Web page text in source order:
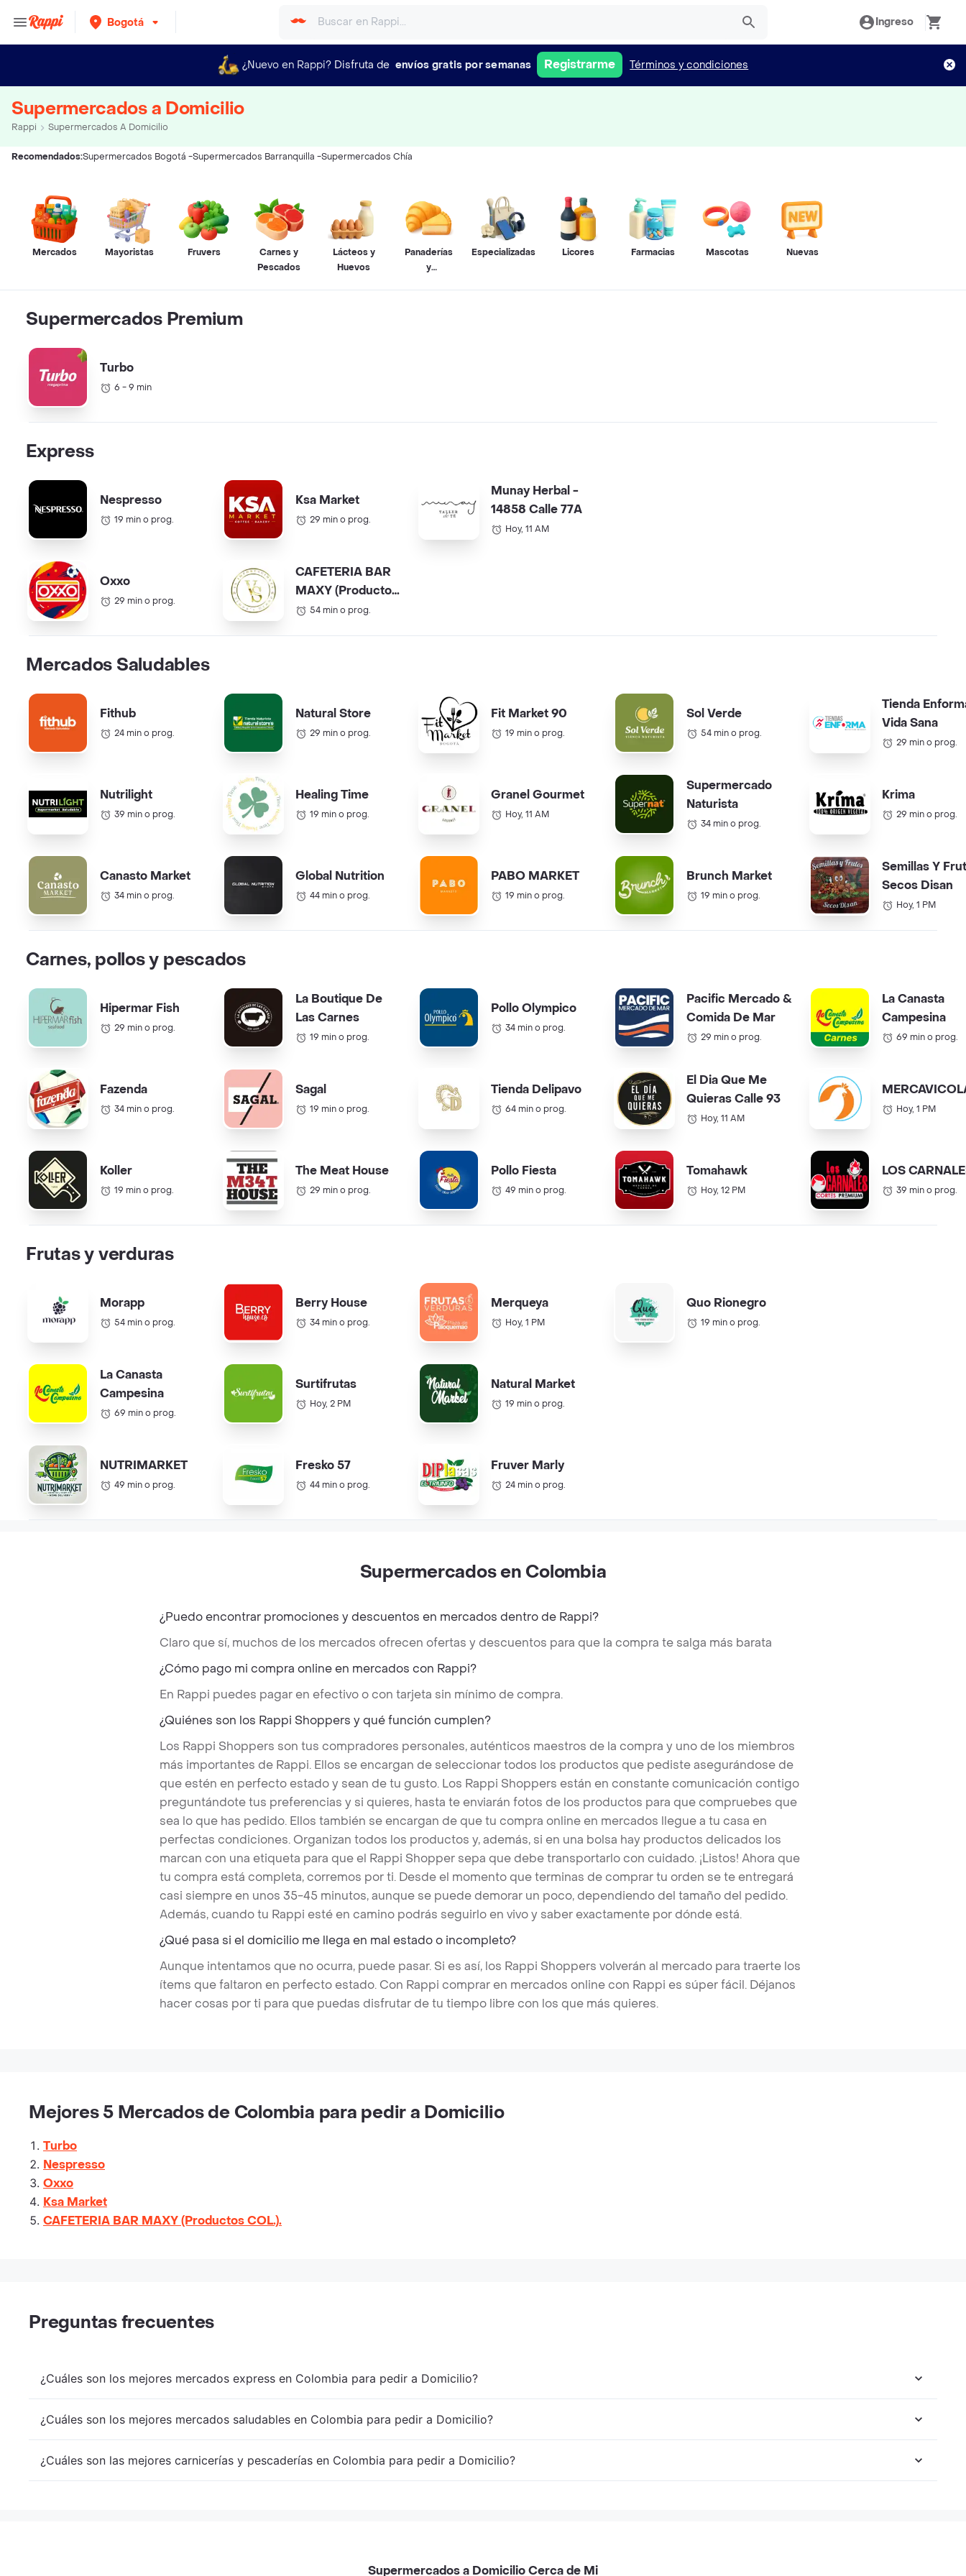
Bogotá Ingreso
¿Nuevo en Rappi? Disfruta de envíos gratis por semanas Registrarme Términos y condiciones
Supermercados a Domicilio
Rappi Supermercados A Domicilio
Recomendados:Supermercados Bogotá -Supermercados Barranquilla -Supermercados Chía
Mercados Mayoristas Fruvers
Carnes y
Pescados
Lácteos y
Huevos
Panaderías
y
Especializadas Licores Farmacias Mascotas Nuevas
Supermercados Premium
Turbo
6 - 9 min
Express
Nespresso
19 min o prog.
Oxxo
29 min o prog.
Ksa Market
29 min o prog.
CAFETERIA BAR
MAXY (Productos
COL.).
54 min o prog.
Munay Herbal -
14858 Calle 77A
Hoy, 11 AM
Mercados Saludables
Fithub
24 min o prog.
Nutrilight
39 min o prog.
Canasto Market
34 min o prog.
Natural Store
29 min o prog.
Healing Time
19 min o prog.
Global Nutrition
44 min o prog.
Fit Market 90
19 min o prog.
Granel Gourmet
Hoy, 11 AM
PABO MARKET
19 min o prog.
Sol Verde
54 min o prog.
Supermercado
Naturista
34 min o prog.
Brunch Market
19 min o prog.
Tienda
Vida Sana
29 min o prog.
Krima
29 min o prog.
Semillas Y
Secos Disan
Hoy, 1 PM
Carnes, pollos y pescados
Hipermar Fish
29 min o prog.
Fazenda
34 min o prog.
Koller
19 min o prog.
La Boutique De
Las Carnes
19 min o prog.
Sagal
19 min o prog.
The Meat House
29 min o prog.
Pollo Olympico
34 min o prog.
Tienda Delipavo
64 min o prog.
Pollo Fiesta
49 min o prog.
Pacific Mercado &
Comida De Mar
29 min o prog.
El Dia Que Me
Quieras Calle 93
Hoy, 11 AM
Tomahawk
Hoy, 12 PM
La Canasta
Campesina
69 min o prog.
Hoy, 1 PM
LOS
39 min o prog.
Frutas y verduras
Morapp
54 min o prog.
La Canasta
Campesina
69 min o prog.
NUTRIMARKET
49 min o prog.
Berry House
34 min o prog.
Surtifrutas
Hoy, 2 PM
Fresko 57
44 min o prog.
Merqueya
Hoy, 1 PM
Natural Market
19 min o prog.
Fruver Marly
24 min o prog.
Quo Rionegro
19 min o prog.
Supermercados en Colombia
¿Puedo encontrar promociones y descuentos en mercados dentro de Rappi?
Claro que sí, muchos de los mercados ofrecen ofertas y descuentos para que la compra te salga más barata
¿Cómo pago mi compra online en mercados con Rappi?
En Rappi puedes pagar en efectivo o con tarjeta sin mínimo de compra.
¿Quiénes son los Rappi Shoppers y qué función cumplen?
Los Rappi Shoppers son tus compradores personales, auténticos maestros de la compra y uno de los miembros
más importantes de Rappi. Ellos se encargan de seleccionar todos los productos que pediste asegurándose de
que estén en perfecto estado y sean de tu gusto. Los Rappi Shoppers están en constante comunicación contigo
preguntándote tus preferencias y si quieres, hasta te enviarán fotos de los productos para que compruebes que
sea lo que has pedido. Ellos también se encargan de que tu compra online en mercados llegue a tu casa en
perfectas condiciones. Organizan todos los productos y, además, si en una bolsa hay productos delicados los
marcan con una etiqueta para que el Rappi Shopper sepa que debe transportarlo con cuidado. ¡Listos! Ahora que
tu compra está completa, corremos por ti. Desde el momento que terminas de comprar tu orden se te entregará
casi siempre en unos 35-45 minutos, aunque se puede demorar un poco, dependiendo del tamaño del pedido.
Además, cuando tu Rappi esté en camino podrás seguirlo en vivo y saber exactamente por dónde está.
¿Qué pasa si el domicilio me llega en mal estado o incompleto?
Aunque intentamos que no ocurra, puede pasar. Si es así, los Rappi Shoppers volverán al mercado para traerte los
ítems que faltaron en perfecto estado. Con Rappi comprar en mercados online con Rappi es súper fácil. Déjanos
hacer cosas por ti para que puedas disfrutar de tu tiempo libre con los que más quieres.
Mejores 5 Mercados de Colombia para pedir a Domicilio
Turbo
Nespresso
Oxxo
Ksa Market
CAFETERIA BAR MAXY (Productos COL.).
Preguntas frecuentes
¿Cuáles son los mejores mercados express en Colombia para pedir a Domicilio?
¿Cuáles son los mejores mercados saludables en Colombia para pedir a Domicilio?
¿Cuáles son las mejores carnicerías y pescaderías en Colombia para pedir a Domicilio?
Supermercados a Domicilio Cerca de Mi